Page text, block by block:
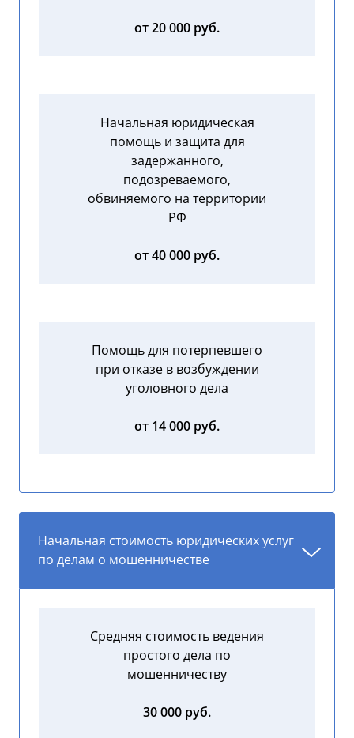
от 20 000 руб.
Начальная юридическая
помощь и защита для
задержанного,
подозреваемого,
обвиняемого на территории
РФ
от 40 000 руб.
Помощь для потерпевшего
при отказе в возбуждении
уголовного дела
от 14 000 руб.
Начальная стоимость юридических услуг
по делам о мошенничестве
Средняя стоимость ведения
простого дела по
мошенничеству
30 000 руб.